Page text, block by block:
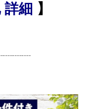
詳細 】